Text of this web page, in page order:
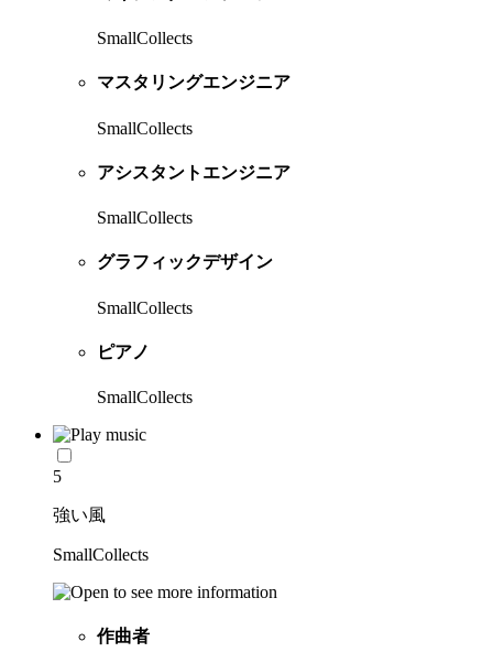
SmallCollects
マスタリングエンジニア
SmallCollects
アシスタントエンジニア
SmallCollects
グラフィックデザイン
SmallCollects
ピアノ
SmallCollects
5
強い風
SmallCollects
作曲者